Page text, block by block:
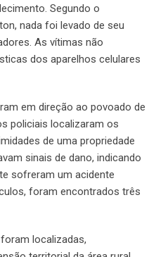
Segundo o
nada foi levado de seu
As vítimas não
dos aparelhos celulares
em direção ao povoado de
policiais localizaram os
de uma propriedade
sinais de dano, indicando
sofreram um acidente
foram encontrados três
localizadas,